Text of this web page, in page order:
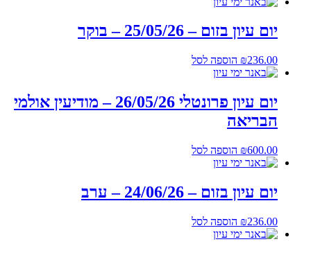
יום עיון בזום – 25/05/26 – בוקר
₪236.00 הוספה לסל
יום עיון פרונטלי 26/05/26 – מודיעין אולמי
הבריאה
₪600.00 הוספה לסל
יום עיון בזום – 24/06/26 – ערב
₪236.00 הוספה לסל